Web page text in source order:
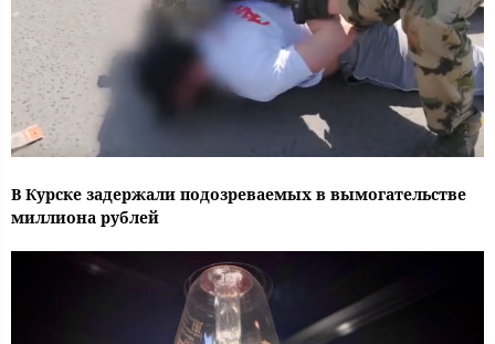
В Курске задержали подозреваемых в вымогательстве
миллиона рублей